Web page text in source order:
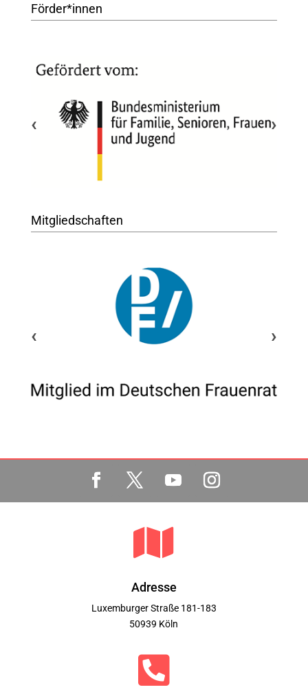
Förder*innen
‹ ›
Mitgliedschaften
‹ ›

Adresse
Luxemburger Straße 181-183
50939 Köln
